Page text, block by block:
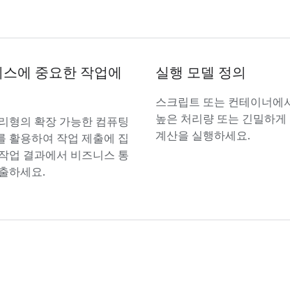
에 중요한 작업에
형의 확장 가능한 컴퓨팅
활용하여 작업 제출에 집
업 결과에서 비즈니스 통
하세요.
실행 모델 정의
스크립트 또는 컨테이너에
높은 처리량 또는 긴밀하게
계산을 실행하세요.